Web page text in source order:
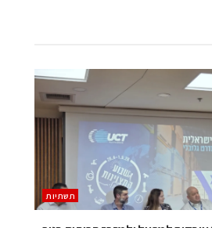
תשתיות